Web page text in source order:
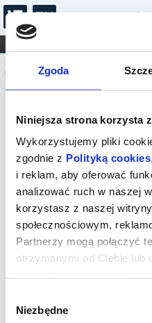
Zgoda
Niniejsza strona korzysta
Wykorzystujemy pliki
zgodnie z Polityką cookies
i reklam, aby oferować
analizować ruch w naszej
korzystasz z naszej
społecznościowym,
Partnerzy mogą połączyć
otrzymanymi od Ciebie lub
zgody
Niezbędne
FILHARMONIA OPERA I
DLA DZIECI
Komunikat
Sprzedaż biletów
została zakończona.